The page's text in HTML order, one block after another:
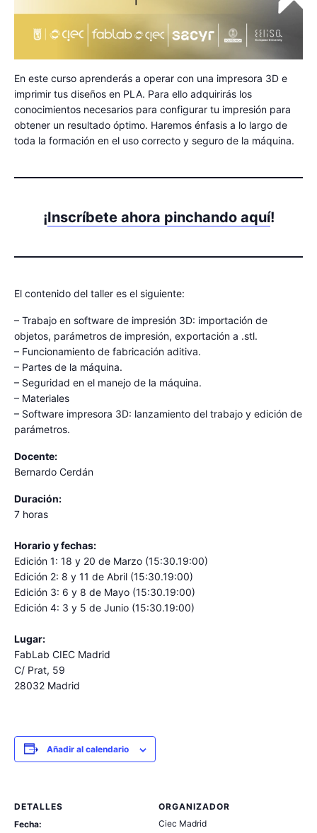
En este curso aprenderás a operar con una impresora 3D e
imprimir tus diseños en PLA. Para ello adquirirás los
conocimientos necesarios para configurar tu impresión para
obtener un resultado óptimo. Haremos énfasis a lo largo de
toda la formación en el uso correcto y seguro de la máquina.
¡Inscríbete ahora pinchando aquí!
El contenido del taller es el siguiente:
– Trabajo en software de impresión 3D: importación de
objetos, parámetros de impresión, exportación a .stl.
– Funcionamiento de fabricación aditiva.
– Partes de la máquina.
– Seguridad en el manejo de la máquina.
– Materiales
– Software impresora 3D: lanzamiento del trabajo y edición de
parámetros.
Docente:
Bernardo Cerdán
Duración:
7 horas
Horario y fechas:
Edición 1: 18 y 20 de Marzo (15:30.19:00)
Edición 2: 8 y 11 de Abril (15:30.19:00)
Edición 3: 6 y 8 de Mayo (15:30.19:00)
Edición 4: 3 y 5 de Junio (15:30.19:00)
Lugar:
FabLab CIEC Madrid
C/ Prat, 59
28032 Madrid
Añadir al calendario
DETALLES
Fecha:
ORGANIZADOR
Ciec Madrid